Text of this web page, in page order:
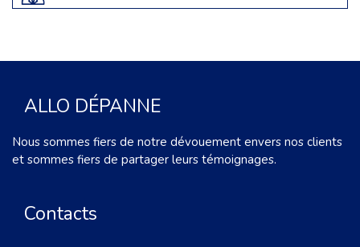
ALLO DÉPANNE
Nous sommes fiers de notre dévouement envers nos clients
et sommes fiers de partager leurs témoignages.
Contacts